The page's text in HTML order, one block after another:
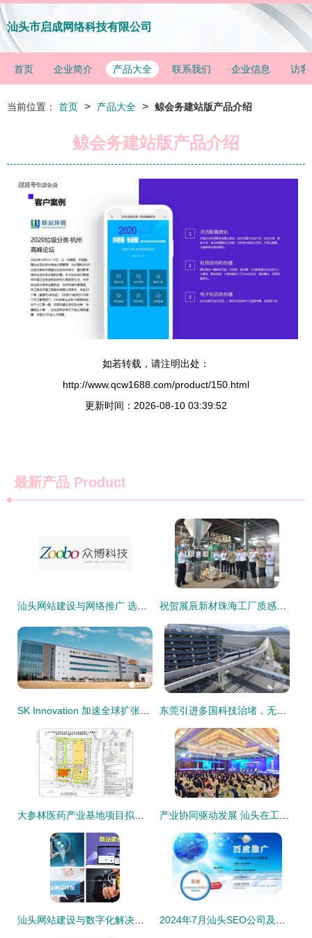
汕头市启成网络科技有限公司
首页 企业简介 产品大全 联系我们 企业信息 访客
当前位置： 首页 > 产品大全 > 鲸会务建站版产品介绍
鲸会务建站版产品介绍
如若转载，请注明出处：
http://www.qcw1688.com/product/150.html
更新时间：2026-08-10 03:39:52
最新产品 Product